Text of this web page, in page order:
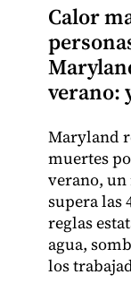
Calor
verano:
Maryland
muertes
verano,
supera las
reglas
agua,
los